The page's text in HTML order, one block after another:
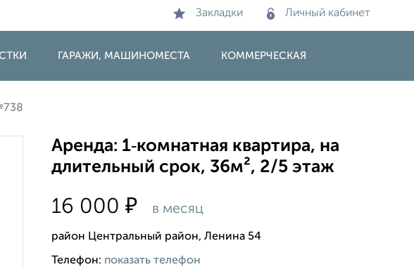
Закладки Личный кабинет
ГАРАЖИ, МАШИНОМЕСТА КОММЕРЧЕСКАЯ
Аренда: 1‑комнатная квартира, на
длительный срок, 36м², 2/5 этаж
16 000₽ в месяц
район Центральный район, Ленина 54
Телефон: показать телефон